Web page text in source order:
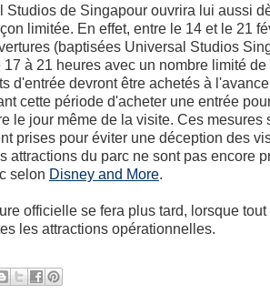
Studios de Singapour ouvrira lui aussi
limitée. En effet, entre le 14 et le 21
(baptisées Universal Studios
17 à 21 heures avec un nombre limité
d'entrée devront être achetés à
cette période d'acheter une entrée
le jour même de la visite. Ces mesures
prises pour éviter une déception des
attractions du parc ne sont pas encore
selon Disney and More.
officielle se fera plus tard, lorsque
les attractions opérationnelles.